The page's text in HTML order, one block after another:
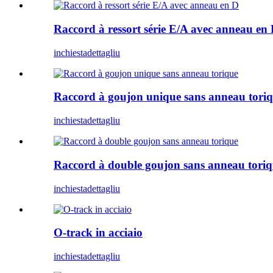
Raccord à ressort série E/A avec anneau en
inchiestadettagliu
Raccord à goujon unique sans anneau
inchiestadettagliu
Raccord à double goujon sans anneau
inchiestadettagliu
O-track in acciaio
inchiestadettagliu